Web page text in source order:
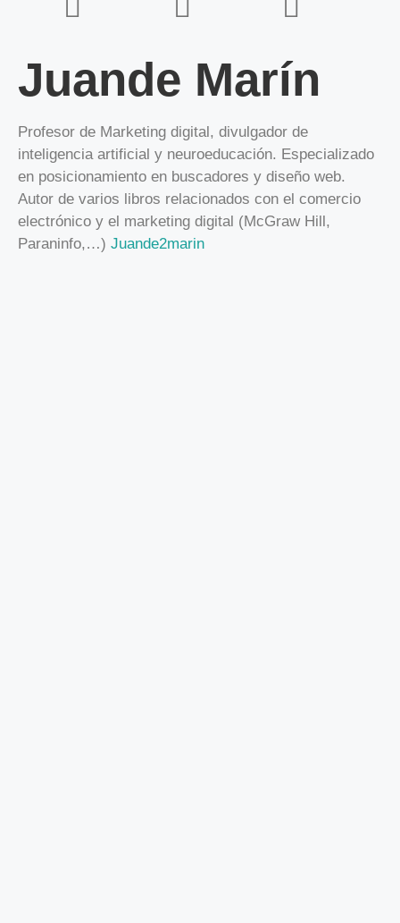
Juande Marín
Profesor de Marketing digital, divulgador de
inteligencia artificial y neuroeducación. Especializado
en posicionamiento en buscadores y diseño web.
Autor de varios libros relacionados con el comercio
electrónico y el marketing digital (McGraw Hill,
Paraninfo,…) Juande2marin